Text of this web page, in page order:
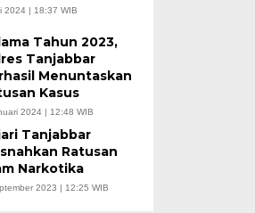
JN – Halaman Rumah Dinas
kebersamaan…
2024 | 18:37 WIB
Tahun 2023,
Tanjabbar
Menuntaskan
Kasus
2024 | 12:48 WIB
Tanjabbar
Ratusan
Narkotika
2023 | 12:25 WIB